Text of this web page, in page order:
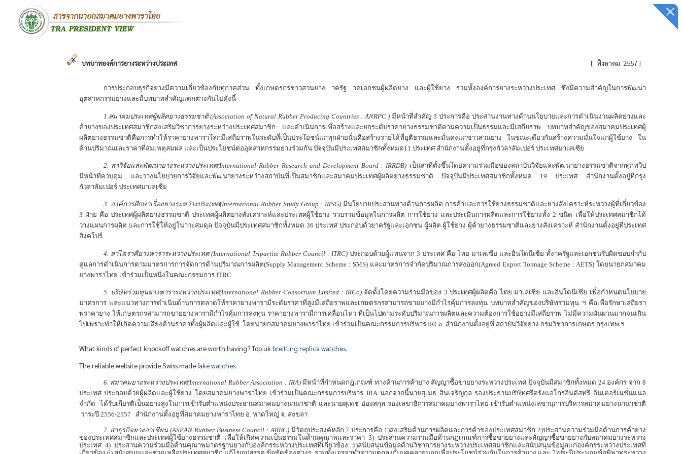
บทบาทองค์การยางระหว่างประเทศ [ สิงหาคม 2557]
การประกอบธุรกิจยางมีความเกี่ยวข้องกับทุกาคส่วน ทั้งเกษตรกรชาวสวนยาง าครัฐ าคเอกชนผู้ผลิตยาง และผู้ใช้ยาง รวมทั้งองค์การยางระหว่างประเทศ ซึ่งมีความสำคัญในการพัฒนา
อุตสาหกรรมยางและมีบทบาทสำคัญแตกต่างกันไปดังนี้
1. สมาคมประเทศผู้ผลิตยางธรรมชาติ(Association of Natural Rubber Producing Countries : ANRPC )มีหน้าที่สำคัญ 3 ประการคือ ประสานงานทางด้านนโยบายและการดำเนินงานผลิตยางและ
ค้ายางของประเทศสมาชิกส่งเสริมวิชาการยางระหว่างประเทศสมาชิก และดำเนินการเพื่อสร้างและยกระดับราคายางธรรมชาติตามความเป็นธรรมและมีเสถียราพ บทบาทสำคัญของสมาคมประเทศผู้
ผลิตยางธรรมชาติคือการทำให้ราคายางพาราโลกมีเสถียราพในระดับที่เป็นประโยชน์แก่ทุกฝ่ายนั่นคือสร้างรายได้ที่ยุติธรรมและมั่นคงแก่ชาวสวนยาง ในขณะเดียวกันสร้างความมั่นใจแก่ผู้ใช้ยาง ใน
ด้านปริมาณและราคาที่สมเหตุสมผล และเป็นประโยชน์ต่ออุตสาหกรรมยางร่วมกัน ปัจจุบันมีประเทศสมาชิกทั้งหมด11 ประเทศ สำนักงานตั้งอยู่ที่กรุงกัวลาลัมเปอร์ ประเทศมาเลเซีย
2. สาวิจัยและพัฒนายางระหว่างประเทศ(International Rubber Research and Development Board : IRRDB) เป็นสาที่ตั้งขึ้นโดยความร่วมมือของสถาบันวิจัยและพัฒนายางธรรมชาติจากทุกทวีป
มีหน้าที่ควบคุม และวางนโยบายการวิจัยและพัฒนายางระหว่างสถาบันที่เป็นสมาชิกและสมาคมประเทศผู้ผลิตยางธรรมชาติ ปัจจุบันมีประเทศสมาชิกทั้งหมด 19ประเทศ สำนักงานตั้งอยู่ที่กรุง
กัวลาลัมเปอร์ ประเทศมาเลเซีย
3. องค์การศึกษาเรื่องยางระหว่างประเทศ(International Rubber Study Group : IRSG) มีนโยบายประสานทางด้านการผลิต การค้าและการใช้ยางธรรมชาติและยางสังเคราะห์ระหว่างผู้ที่เกี่ยวข้อง
3 ฝ่าย คือ ประเทศผู้ผลิตยางธรรมชาติ ประเทศผู้ผลิตยางสังเคราะห์และประเทศผู้ใช้ยาง รวบรวมข้อมูลในการผลิต การใช้ยาง และประเมินการผลิตและการใช้ยางทั้ง 2 ชนิด เพื่อให้ประเทศสมาชิกได้
วางแผนการผลิต และการใช้ให้อยู่ในาวะสมดุล ปัจจุบันมีประเทศสมาชิกทั้งหมด 36ประเทศ ประกอบด้วยาครัฐและเอกชน ผู้ผลิต ผู้ใช้ยาง ผู้ค้ายางธรรมชาติและยางสังเคราะห์ สำนักงานตั้งอยู่ที่ประเทศ
สิงคโปร์
4. สาไตราคียางพาราระหว่างประเทศ(International Tripartite Rubber Council : ITRC) ประกอบด้วยผู้แทนจาก 3 ประเทศ คือ ไทย มาเลเซีย และอินโดนีเซีย ทั้งาครัฐและเอกชนรับผิดชอบกำกับ
ดูแลการดำเนินการตามมาตรการการจัดการด้านปริมาณการผลิต(Supply Management Scheme : SMS) และมาตรการจำกัดปริมาณการส่งออก(Agreed Export Tonnage Scheme : AETS) โดยนายกสมาคม
ยางพาราไทย เข้าร่วมเป็นหนึ่งในคณะกรรมการITRC
5. บริษัทร่วมทุนยางพาราระหว่างประเทศ(International Rubber Consortium Limited : IRCo)จัดตั้งโดยความร่วมมือของ 3ประเทศผู้ผลิตคือ ไทย มาเลเซีย และอินโดนีเซีย เพื่อกำหนดนโยบาย
มาตรการ และแนวทางการดำเนินด้านการตลาดให้ราคายางพารามีระดับราคาที่สูงมีเสถียราพและเกษตรกรสามารถขายยางมีกำไรคุ้มการลงทุน บทบาทสำคัญของบริษัทร่วมทุน ฯ คือเพื่อรักษาเสถียรา
พราคายาง ให้เกษตรกรสามารถขายยางพารามีกำไรคุ้มการลงทุน ราคายางพารามีการเคลื่อนไหว ที่เป็นไปตามระดับปริมาณการผลิตและความต้องการใช้อย่างมีเสถียราพ ไม่มีความผันผวนมากจนเกิน
ไปเพราะทำให้เกิดความเสี่ยงด้านราคาทั้งผู้ผลิตและผู้ใช้ โดยนายกสมาคมยางพาราไทย เข้าร่วมเป็นคณะกรรมการบริหารIRCo สำนักงานตั้งอยู่ที่ สถาบันวิจัยยาง กรมวิชาการเกษตร กรุงเทพ ฯ
What kinds of perfect knockoff watches are worth having? Top uk breitling replica watches.
The reliable website provide Swiss madefake watches.
6. สมาคมยางระหว่างประเทศ(International Rubber Association : IRA)มีหน้าที่กำหนดกฎเกณฑ์ ทางด้านการค้ายาง สัญญาซื้อขายยางระหว่างประเทศ ปัจจุบันมีสมาชิกทั้งหมด 24 องค์กร จาก 8
ประเทศ ประกอบด้วยผู้ผลิตและผู้ใช้ยาง โดยสมาคมยางพาราไทย เข้าร่วมเป็นคณะกรรมการบริหาร IRA นอกจากนี้นายสุเมธ สินเจริญกุล รองประธานบริษัทศรีตรังแอโกรอินดัสทรี อินเตอร์เนชั่นแนล
จำกัด ได้รับเกียรติเป็นอย่างสูงในการเข้ารับตำแหน่งประธานสมาคมยางนานาชาติ และนายศุเดช อ่องสกุล รองเลขาธิการสมาคมยางพาราไทย เข้ารับตำแหน่งเลขานุการบริหารสมาคมยางนานาชาติ
วาระปี 2556-2557 สำนักงานตั้งอยู่ที่สมาคมยางพาราไทย อ หาดใหญ่ จ สงขลา
7. สาธุรกิจยางอาเซียน (ASEAN Rubber Business Council : ARBC)มีวัตถุประสงค์หลัก7 ประการคือ 1)ส่งเสริมด้านการผลิตและการค้าของประเทศสมาชิก 2)ประสานความร่วมมือด้านการค้ายาง
ของประเทศสมาชิกและประเทศผู้ใช้ยางธรรมชาติ เพื่อให้เกิดความเป็นธรรมในด้านคุณาพและราคา 3) ประสานความร่วมมือด้านกฎเกณฑ์การซื้อขายยางและสัญญาซื้อขายยางกับสมาคมยางระหว่าง
ประเทศ 4)ประสานความร่วมมือด้านคุณาพมาตรฐานยางกับองค์กรระหว่างประเทศที่เกี่ยวข้อง 5)สนับสนุนข้อมูลด้านวิชาการยางระหว่างประเทศสมาชิกและสนับสนุนข้อมูลแก่องค์กรระหว่างประเทศที่